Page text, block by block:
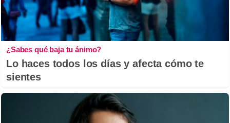
¿Sabes qué baja tu ánimo?
Lo haces todos los días y afecta cómo te
sientes